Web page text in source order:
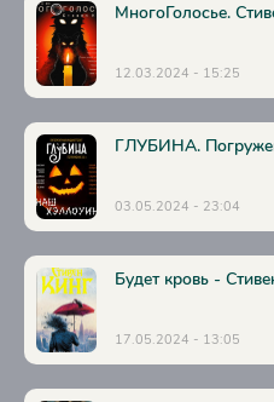
МногоГолосье.
12.03.2024 - 15:25
ГЛУБИНА.
03.05.2024 - 23:04
Будет кровь -
17.05.2024 - 13:05